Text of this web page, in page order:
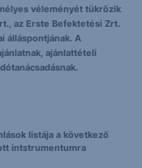
véleményét tükrözik
az Erste Befektetési Zrt.
álláspontjának. A
ajánlattételi
listája a következő
intstrumentumra